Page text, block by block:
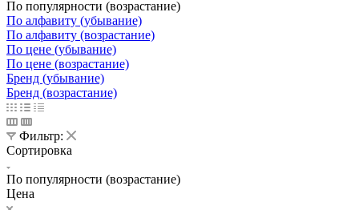
По популярности (возрастание)
По алфавиту (убывание)
По алфавиту (возрастание)
По цене (убывание)
По цене (возрастание)
Бренд (убывание)
Бренд (возрастание)
Фильтр:
Сортировка
По популярности (возрастание)
Цена